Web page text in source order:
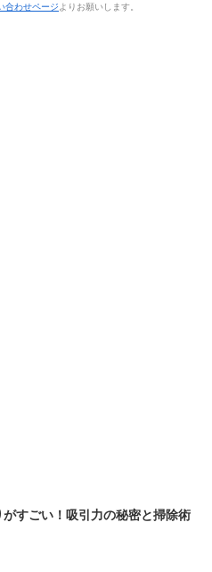
合わせページよりお願いします。
がすごい！吸引力の秘密と掃除術